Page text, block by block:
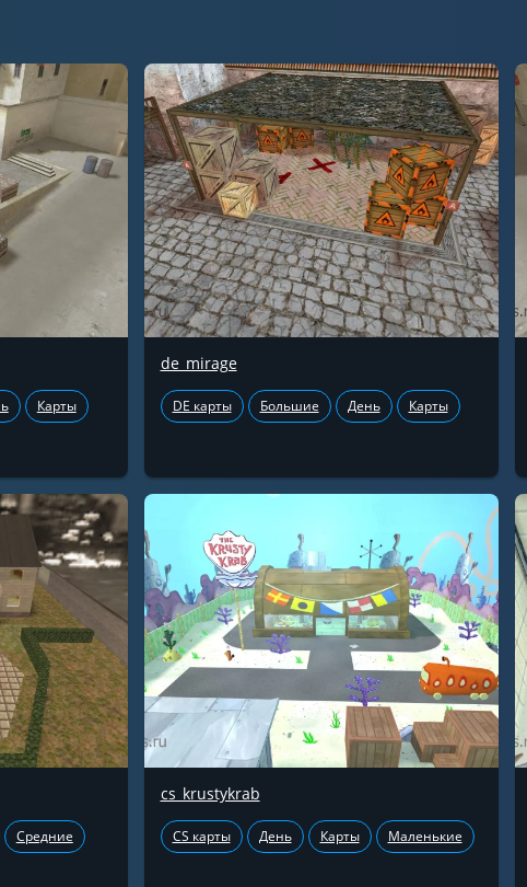
Карты
de_mirage
DE карты Большие День Карты
Средние
cs_krustykrab
CS карты День Карты Маленькие